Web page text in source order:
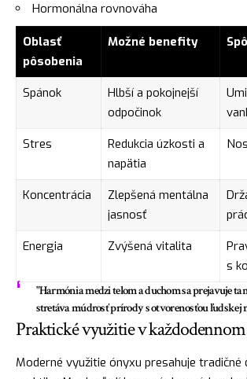
Hormonálna rovnováha
Oblasť
pôsobenia
Možné benefity
Spánok
Hlbší a pokojnejší
odpočinok
Stres
Redukcia úzkosti a
napätia
Koncentrácia
Zlepšená mentálna
jasnosť
Energia
Zvýšená vitalita
s
"Harmónia medzi telom a duchom sa prejavuje
stretáva múdrosť prírody s otvorenosťou ľudskej
Praktické využitie v
Moderné využitie ónyxu presahuje tradičné